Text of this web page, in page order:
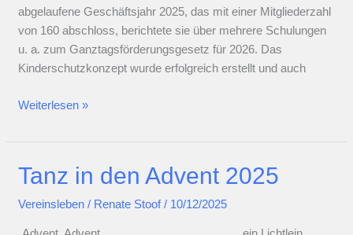
abgelaufene Geschäftsjahr 2025, das mit einer Mitgliederzahl
von 160 abschloss, berichtete sie über mehrere Schulungen
u. a. zum Ganztagsförderungsgesetz für 2026. Das
Kinderschutzkonzept wurde erfolgreich erstellt und auch
Mitgliederversammlung
Weiterlesen »
Tanz in den Advent 2025
Vereinsleben / Renate Stoof/ 10/12/2025